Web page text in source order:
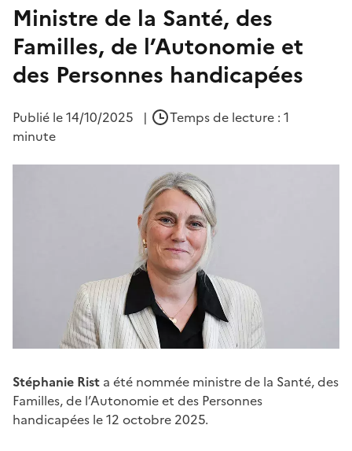
Ministre de la Santé, des
Familles, de l’Autonomie et
des Personnes handicapées
Publié le14/10/2025 |
Temps de lecture : 1
minute
Stéphanie Rist a été nommée ministre de la Santé, des
Familles, de l’Autonomie et des Personnes
handicapées le 12 octobre 2025.